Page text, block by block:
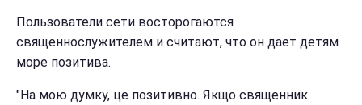
Пользователи сети восторогаются
священнослужителем и считают, что он дает детям
море позитива.
"На мою думку, це позитивно. Якщо священник